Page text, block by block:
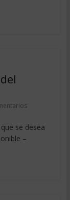
se desea
–